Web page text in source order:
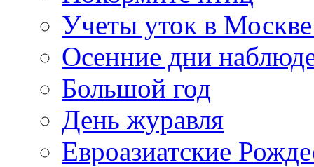
Учеты уток в
Осенние дни
Большой год
День журавля
Евроазиатские